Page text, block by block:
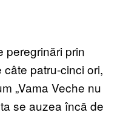
peregrinări prin
patru-cinci ori,
„Vama Veche nu
se auzea încă de